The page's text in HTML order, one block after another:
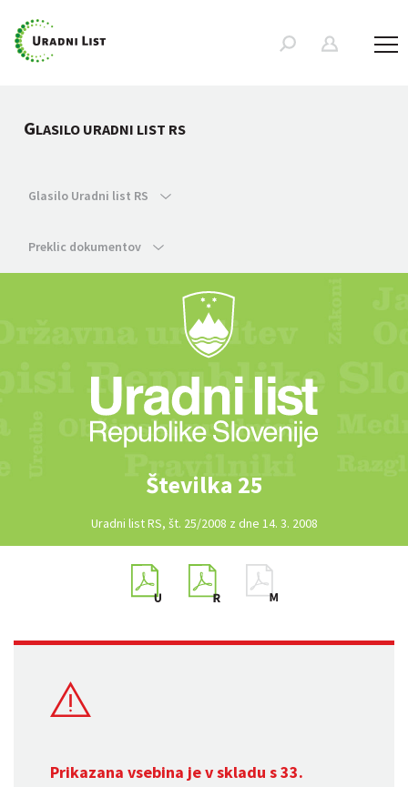
GLASILO URADNI LIST RS
Glasilo Uradni list RS
Preklic dokumentov
Številka 25
Uradni list RS, št. 25/2008 z dne 14. 3. 2008
Prikazana vsebina je v skladu s 33.